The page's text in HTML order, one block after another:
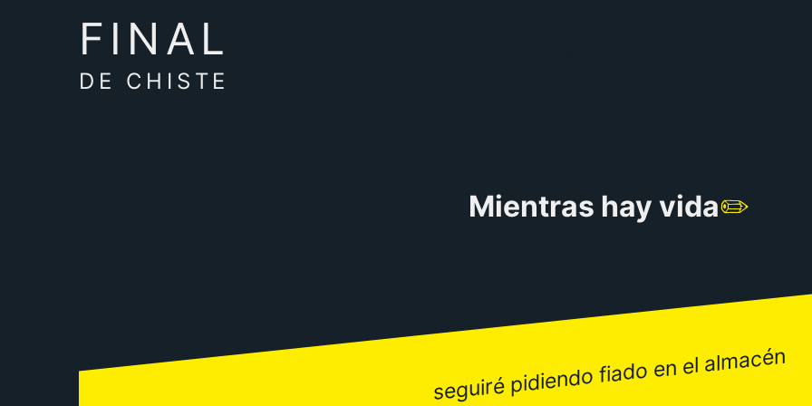
FINAL
DE CHISTE
Mientras hay vida✏️
seguiré pidiendo fiado en el almacén